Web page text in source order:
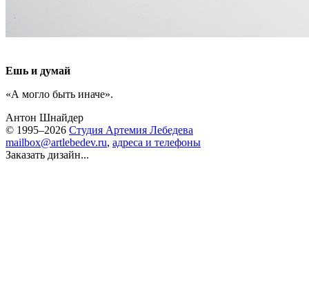
Ешь и думай
«А могло быть иначе».
Антон Шнайдер
© 1995–2026 Студия Артемия Лебедева
mailbox@artlebedev.ru, адреса и телефоны
Заказать дизайн...